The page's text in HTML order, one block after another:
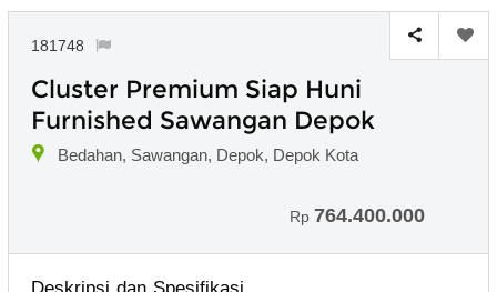
181748
Cluster Premium Siap Huni
Furnished Sawangan Depok
Bedahan, Sawangan, Depok, Depok Kota
Rp 764.400.000